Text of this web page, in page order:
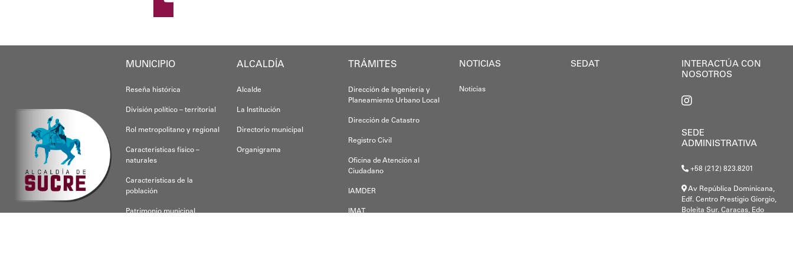
Oskarina Rosso
MUNICIPIO
Reseña histórica
División político – territorial
Rol metropolitano y regional
Características físico –
naturales
Características de la
población
Patrimonio municipal
ALCALDÍA
Alcalde
La Institución
Directorio municipal
Organigrama
TRÁMITES
Dirección de Ingeniería y
Planeamiento Urbano Local
Dirección de Catastro
Registro Civil
Oficina de Atención al
Ciudadano
IAMDER
IMAT
NOTICIAS
Noticias
SEDAT
INTERACTÚA CON
NOSOTROS
SEDE
ADMINISTRATIVA
+58 (212) 823.8201
Av República Dominicana,
Edf. Centro Prestigio Giorgio,
Boleita Sur. Caracas, Edo